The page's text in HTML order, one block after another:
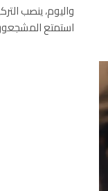
واليوم، ينصب
استمتع